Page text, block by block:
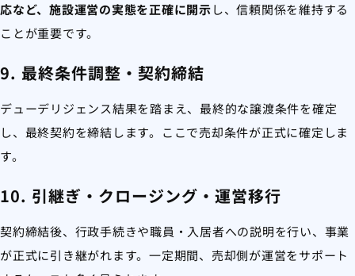
応など、施設運営の実態を正確に開示し、信頼関係を維持する
ことが重要です。
9. 最終条件調整・契約締結
デューデリジェンス結果を踏まえ、最終的な譲渡条件を確定
し、最終契約を締結します。ここで売却条件が正式に確定しま
す。
10. 引継ぎ・クロージング・運営移行
契約締結後、行政手続きや職員・入居者への説明を行い、事業
が正式に引き継がれます。一定期間、売却側が運営をサポート